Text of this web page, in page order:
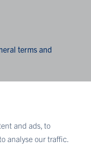
and ads, to
analyse our traffic.
terms and